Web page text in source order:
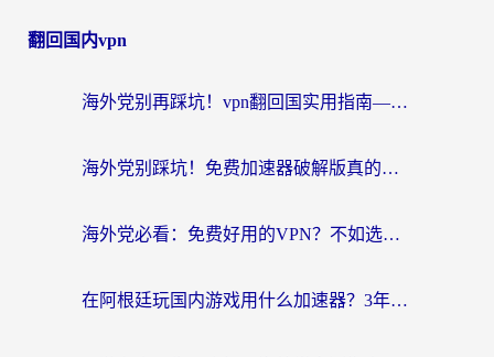
翻回国内vpn
海外党别再踩坑！vpn翻回国实用指南——选对加速器，国内资源无缝用
海外党别踩坑！免费加速器破解版真的能用？教你无缝访问国内资源的正确姿势
海外党必看：免费好用的VPN？不如选对转国内加速器实现无缝追剧
在阿根廷玩国内游戏用什么加速器？3年海外党亲测实用指南